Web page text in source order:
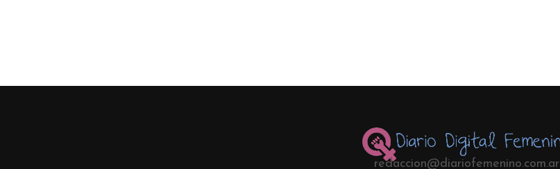
redaccion@diariofemenino.com.ar